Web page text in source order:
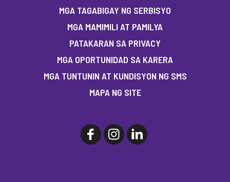
MGA TAGABIGAY NG SERBISYO
MGA MAMIMILI AT PAMILYA
PATAKARAN SA PRIVACY
MGA OPORTUNIDAD SA KARERA
MGA TUNTUNIN AT KUNDISYON NG SMS
MAPA NG SITE